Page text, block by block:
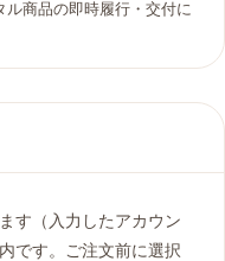
ル商品の即時履行・交付に
す（入力したアカウン
です。ご注文前に選択